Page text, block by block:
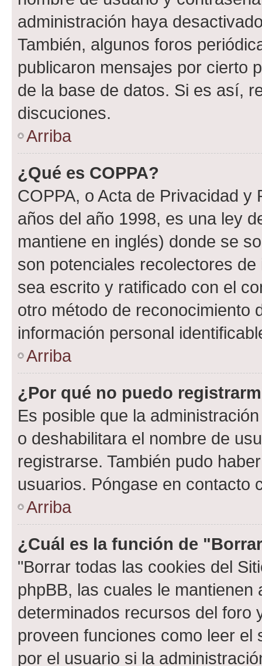
administración haya
También, algunos foros
publicaron mensajes por cierto
de la base de datos. Si es así,
discuciones.
Arriba
¿Qué es COPPA?
COPPA, o Acta de Privacidad
años del año 1998, es una ley
mantiene en inglés) donde se
son potenciales recolectores
sea escrito y ratificado con el
otro método de reconocimiento
información personal
Arriba
¿Por qué no puedo
Es posible que la
o deshabilitara el nombre de
registrarse. También pudo
usuarios. Póngase en contacto
Arriba
¿Cuál es la función de
"Borrar todas las cookies del
phpBB, las cuales le
determinados recursos del foro
proveen funciones como leer el
por el usuario si la